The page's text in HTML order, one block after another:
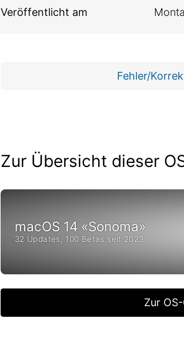
Veröffentlicht am
Fehler/
Zur Übersicht dieser
macOS 14 «Sonoma»
32 Updates, 100 Betas seit 2023
Zur